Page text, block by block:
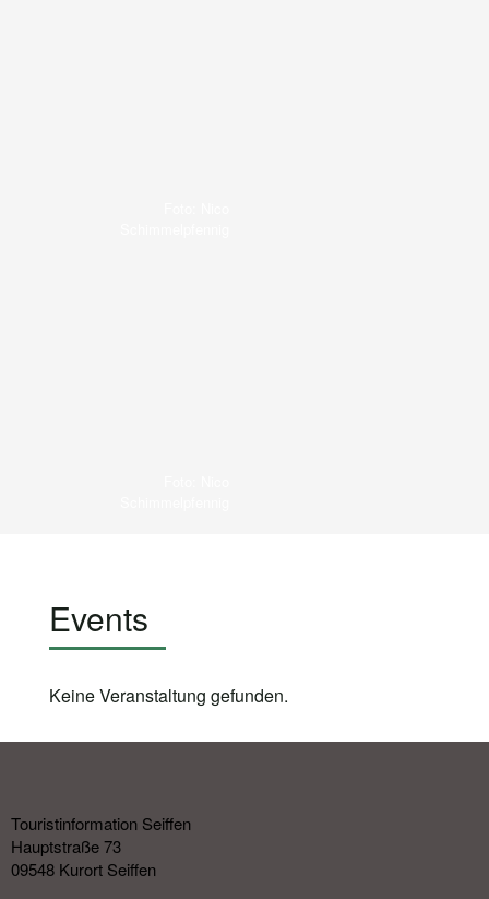
Events
Keine Veranstaltung gefunden.
Touristinformation Seiffen
Hauptstraße 73
09548 Kurort Seiffen